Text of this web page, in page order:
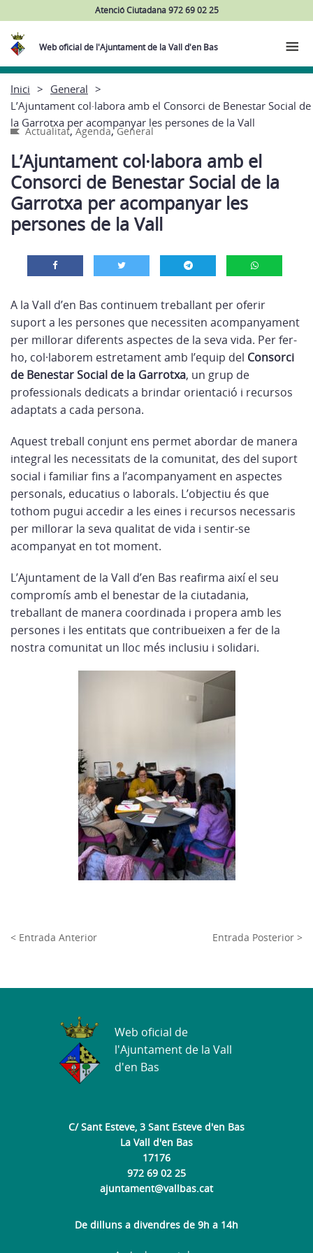
Atenció Ciutadana 972 69 02 25
Web oficial de l'Ajuntament de la Vall d'en Bas
Inici
General
L’Ajuntament col·labora amb el Consorci de Benestar Social de
la Garrotxa per acompanyar les persones de la Vall
Actualitat,Agenda,General
L’Ajuntament col·labora amb el
Consorci de Benestar Social de la
Garrotxa per acompanyar les
persones de la Vall
A la Vall d’en Bas continuem treballant per oferir
suport a les persones que necessiten acompanyament
per millorar diferents aspectes de la seva vida. Per fer-
ho, col·laborem estretament amb l’equip del Consorci
de Benestar Social de la Garrotxa, un grup de
professionals dedicats a brindar orientació i recursos
adaptats a cada persona.
Aquest treball conjunt ens permet abordar de manera
integral les necessitats de la comunitat, des del suport
social i familiar fins a l’acompanyament en aspectes
personals, educatius o laborals. L’objectiu és que
tothom pugui accedir a les eines i recursos necessaris
per millorar la seva qualitat de vida i sentir-se
acompanyat en tot moment.
L’Ajuntament de la Vall d’en Bas reafirma així el seu
compromís amb el benestar de la ciutadania,
treballant de manera coordinada i propera amb les
persones i les entitats que contribueixen a fer de la
nostra comunitat un lloc més inclusiu i solidari.
< Entrada Anterior Entrada Posterior >
C/ Sant Esteve, 3 Sant Esteve d'en Bas
La Vall d'en Bas
17176
972 69 02 25
ajuntament@vallbas.cat
De dilluns a divendres de 9h a 14h
Web oficial de
l'Ajuntament de la Vall
d'en Bas